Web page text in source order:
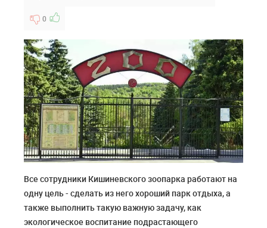
0
Все сотрудники Кишиневского зоопарка работают на
одну цель - сделать из него хороший парк отдыха, а
также выполнить такую важную задачу, как
экологическое воспитание подрастающего